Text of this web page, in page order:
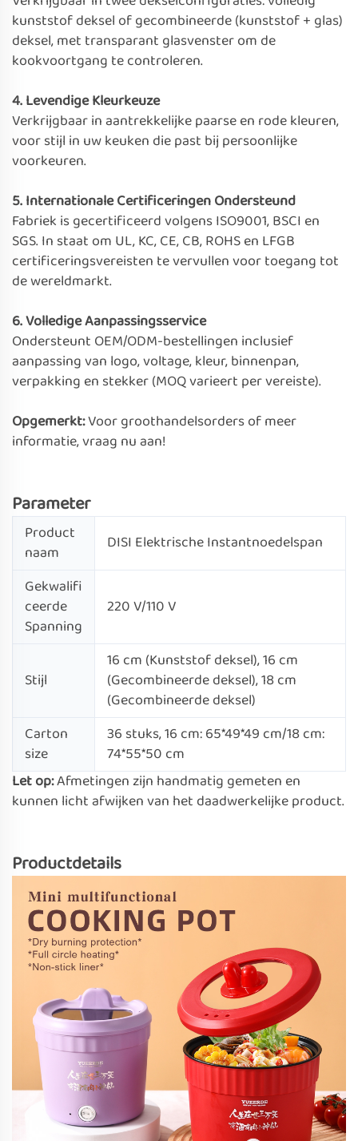
kunststof deksel of gecombineerde (kunststof + glas)
deksel, met transparant glasvenster om de
kookvoortgang te controleren.
4. Levendige Kleurkeuze
Verkrijgbaar in aantrekkelijke paarse en rode kleuren,
voor stijl in uw keuken die past bij persoonlijke
voorkeuren.
5. Internationale Certificeringen Ondersteund
Fabriek is gecertificeerd volgens ISO9001, BSCI en
SGS. In staat om UL, KC, CE, CB, ROHS en LFGB
certificeringsvereisten te vervullen voor toegang tot
de wereldmarkt.
6. Volledige Aanpassingsservice
Ondersteunt OEM/ODM-bestellingen inclusief
aanpassing van logo, voltage, kleur, binnenpan,
verpakking en stekker (MOQ varieert per vereiste).
Opgemerkt:Voor groothandelsorders of meer
informatie, vraag nu aan!
Parameter
Product
naam
DISI Elektrische Instantnoedelspan
Gekwalifi
ceerde
Spanning
220 V/110 V
Stijl
16 cm (Kunststof deksel), 16 cm
(Gecombineerde deksel), 18 cm
(Gecombineerde deksel)
Carton
size
36 stuks, 16 cm: 65*49*49 cm/18 cm:
74*55*50 cm
Let op:Afmetingen zijn handmatig gemeten en
kunnen licht afwijken van het daadwerkelijke product.
Productdetails